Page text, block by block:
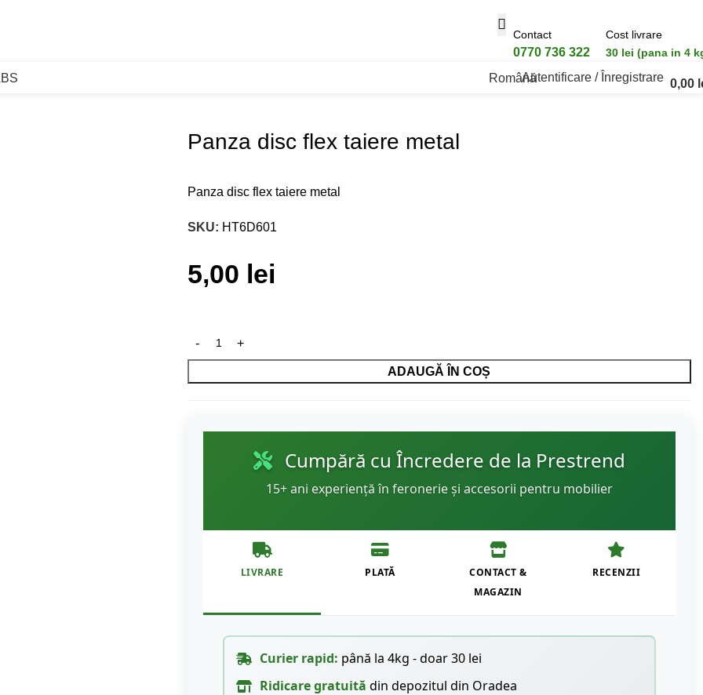
Contact
0770 736 322
Cost livrare
30 lei (pana in 4
RomânăAutentificare / Înregistrare 0,00
Panza disc flex taiere metal
Panza disc flex taiere metal
SKU: HT6D601
5,00 lei
ADAUGĂ ÎN COȘ
Cumpără cu Încredere de la Prestrend
15+ ani experiență în feronerie și accesorii pentru mobilier
LIVRARE PLATĂ
CONTACT &
MAGAZIN
RECENZII
Curier rapid: până la 4kg - doar 30 lei
Ridicare gratuită din depozitul din Oradea